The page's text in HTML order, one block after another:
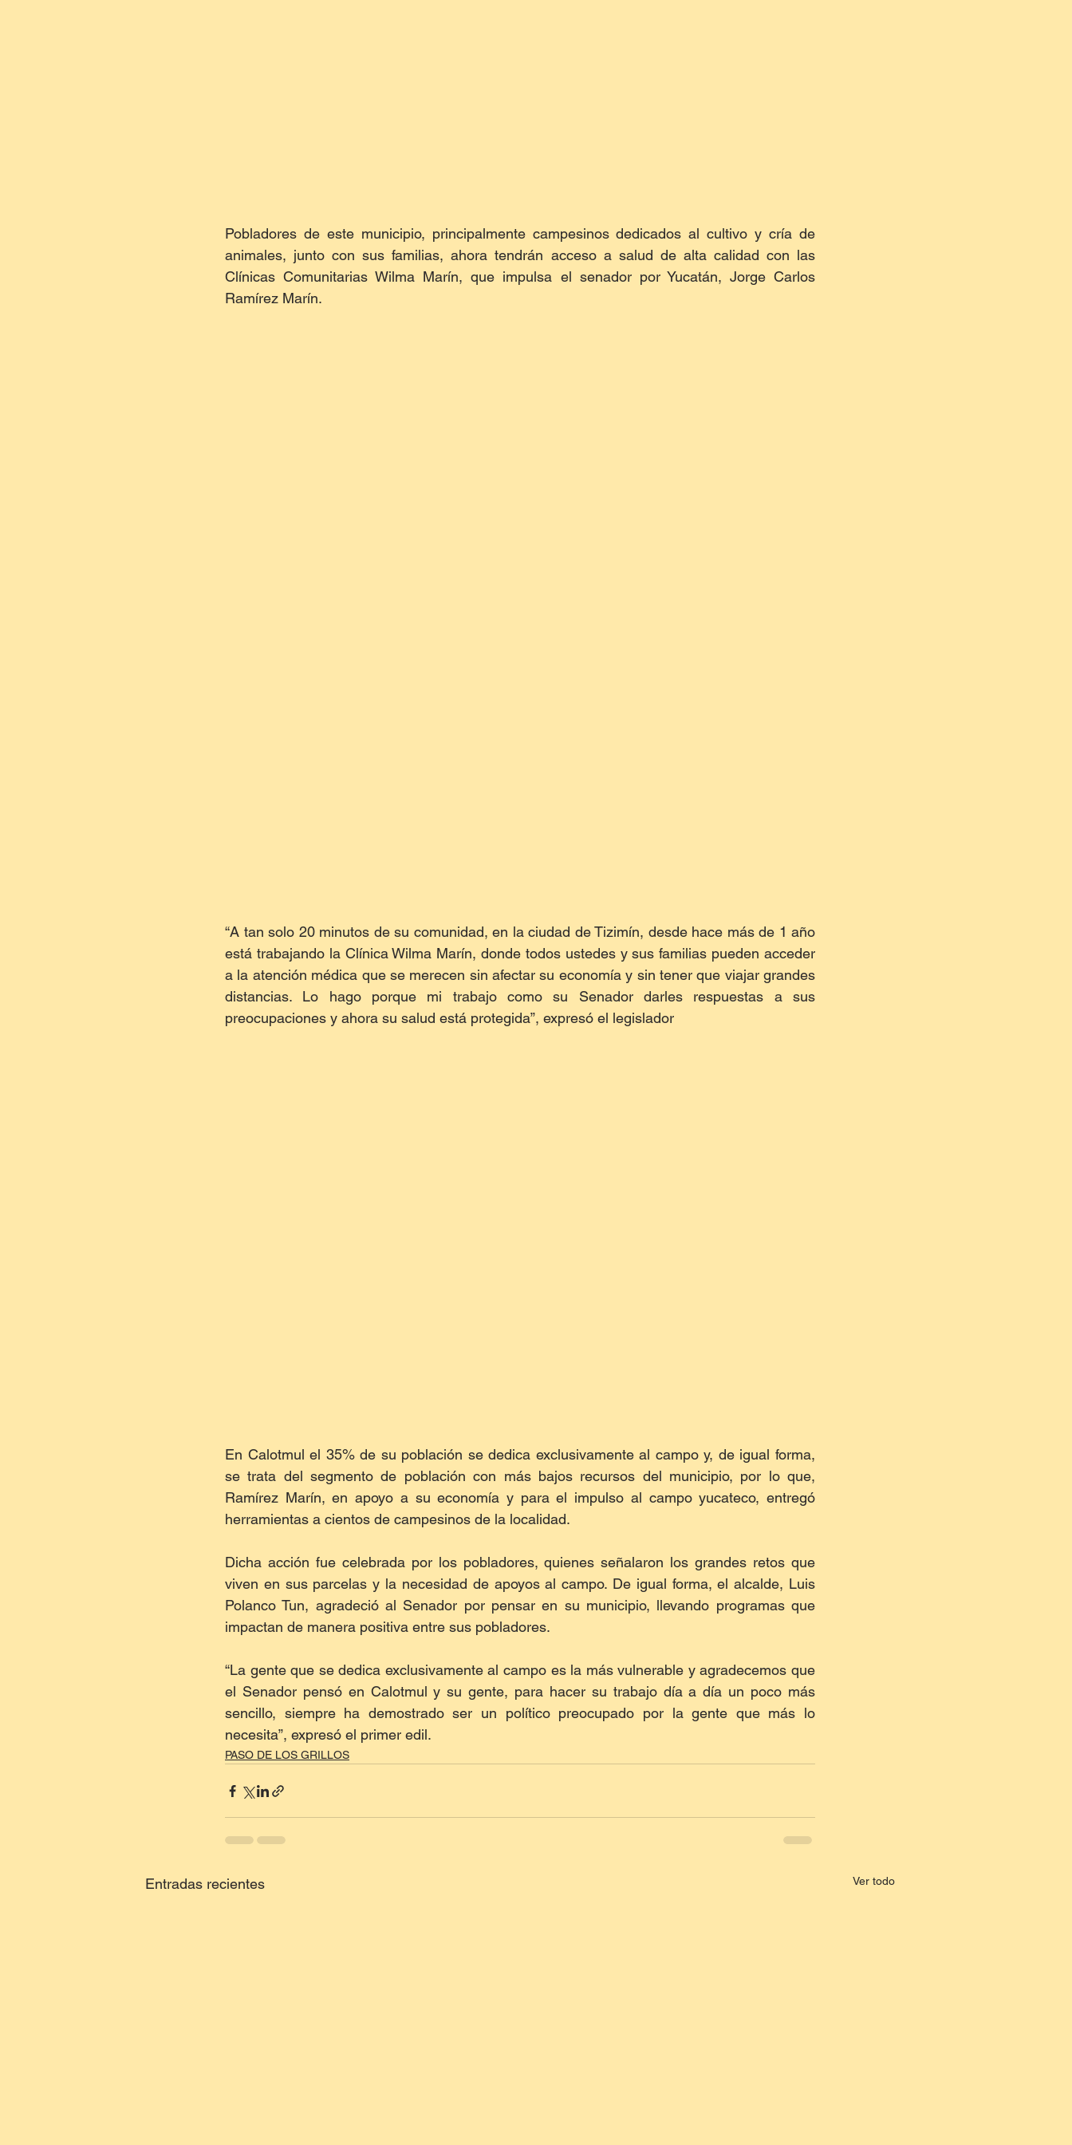
Pobladores de este municipio, principalmente campesinos dedicados al cultivo y cría de
animales, junto con sus familias, ahora tendrán acceso a salud de alta calidad con las
Clínicas Comunitarias Wilma Marín, que impulsa el senador por Yucatán, Jorge Carlos
Ramírez Marín.
“A tan solo 20 minutos de su comunidad, en la ciudad de Tizimín, desde hace más de 1 año
está trabajando la Clínica Wilma Marín, donde todos ustedes y sus familias pueden acceder
a la atención médica que se merecen sin afectar su economía y sin tener que viajar grandes
distancias. Lo hago porque mi trabajo como su Senador darles respuestas a sus
preocupaciones y ahora su salud está protegida”, expresó el legislador
En Calotmul el 35% de su población se dedica exclusivamente al campo y, de igual forma,
se trata del segmento de población con más bajos recursos del municipio, por lo que,
Ramírez Marín, en apoyo a su economía y para el impulso al campo yucateco, entregó
herramientas a cientos de campesinos de la localidad.
Dicha acción fue celebrada por los pobladores, quienes señalaron los grandes retos que
viven en sus parcelas y la necesidad de apoyos al campo. De igual forma, el alcalde, Luis
Polanco Tun, agradeció al Senador por pensar en su municipio, llevando programas que
impactan de manera positiva entre sus pobladores.
“La gente que se dedica exclusivamente al campo es la más vulnerable y agradecemos que
el Senador pensó en Calotmul y su gente, para hacer su trabajo día a día un poco más
sencillo, siempre ha demostrado ser un político preocupado por la gente que más lo
necesita”, expresó el primer edil.
PASO DE LOS GRILLOS
Entradas recientes Ver todo